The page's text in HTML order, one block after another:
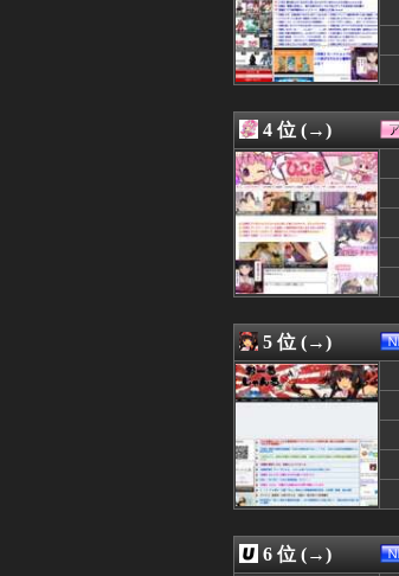
08/07 21:21
08/07 21:21
08/07 21:19
08/07 21:19
08/07 21:18
08/07 21:16
08/07 21:15
08/07 21:15
08/07 21:12
08/07 21:12
08/07 21:12
08/07 21:12
08/07 21:11
08/07 21:11
08/07 21:11
08/07 21:10
08/07 21:10
08/07 21:09
08/07 21:09
08/07 21:09
08/07 21:08
08/07 21:08
08/07 21:07
4 位 (→)
5 位 (→)
6 位 (→)